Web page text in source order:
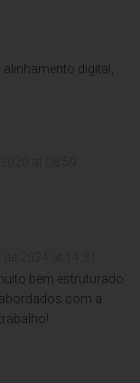
digital,
bem estruturado
com a